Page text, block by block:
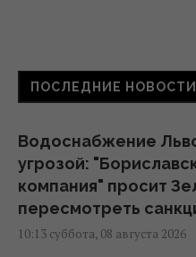
ПОСЛЕДНИЕ НОВОСТИ
Водоснабжение
угрозой:
компания" просит
пересмотреть
10:13 суббота, 08 августа 2026